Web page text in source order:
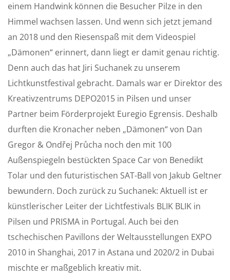
einem Handwink können die Besucher Pilze in den
Himmel wachsen lassen. Und wenn sich jetzt jemand
an 2018 und den Riesenspaß mit dem Videospiel
„Dämonen“ erinnert, dann liegt er damit genau richtig.
Denn auch das hat Jiri Suchanek zu unserem
Lichtkunstfestival gebracht. Damals war er Direktor des
Kreativzentrums DEPO2015 in Pilsen und unser
Partner beim Förderprojekt Euregio Egrensis. Deshalb
durften die Kronacher neben „Dämonen“ von Dan
Gregor & Ondřej Průcha noch den mit 100
Außenspiegeln bestückten Space Car von Benedikt
Tolar und den futuristischen SAT-Ball von Jakub Geltner
bewundern. Doch zurück zu Suchanek: Aktuell ist er
künstlerischer Leiter der Lichtfestivals BLIK BLIK in
Pilsen und PRISMA in Portugal. Auch bei den
tschechischen Pavillons der Weltausstellungen EXPO
2010 in Shanghai, 2017 in Astana und 2020/2 in Dubai
mischte er maßgeblich kreativ mit.